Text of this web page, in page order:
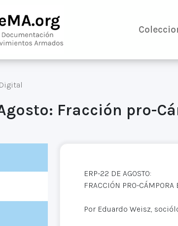
Fracción pro-
ERP-22 DE AGOSTO:
FRACCIÓN PRO-CÁMPORA
Por Eduardo Weisz,